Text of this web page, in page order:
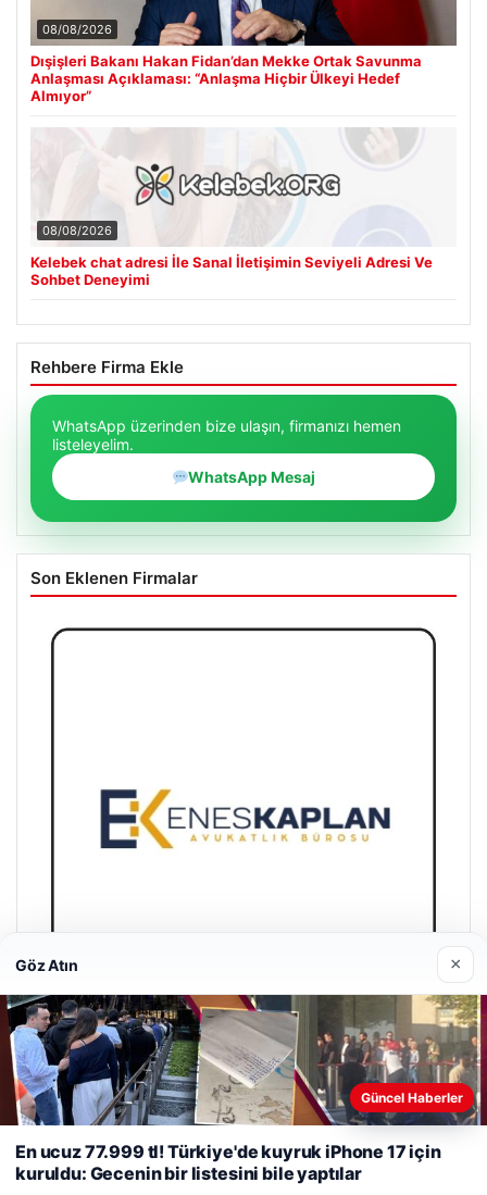
08/08/2026
Dışişleri Bakanı Hakan Fidan’dan Mekke Ortak Savunma
Anlaşması Açıklaması: “Anlaşma Hiçbir Ülkeyi Hedef
Almıyor”
08/08/2026
Kelebek chat adresi İle Sanal İletişimin Seviyeli Adresi Ve
Sohbet Deneyimi
Rehbere Firma Ekle
WhatsApp üzerinden bize ulaşın, firmanızı hemen
listeleyelim.
WhatsApp Mesaj
Son Eklenen Firmalar
Enes Kaplan Avukatlık Bürosu
28/04/2026
Web sitemizi nasıl kullandığınızı daha iyi anlayabilmek,
kullanıyoruz.Çerez Politikamız
Göz Atın ×
Güncel Haberler
En ucuz 77.999 tl! Türkiye'de kuyruk iPhone 17 için
kuruldu: Gecenin bir listesini bile yaptılar